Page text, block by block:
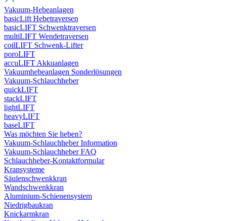
Vakuum-Hebeanlagen
basicLift Hebetraversen
basicLIFT Schwenktraversen
multiLIFT Wendetraversen
coilLIFT Schwenk-Lifter
poroLIFT
accuLIFT Akkuanlagen
Vakuumhebeanlagen Sonderlösungen
Vakuum-Schlauchheber
quickLIFT
stackLIFT
lightLIFT
heavyLIFT
baseLIFT
Was möchten Sie heben?
Vakuum-Schlauchheber Information
Vakuum-Schlauchheber FAQ
Schlauchheber-Kontaktformular
Kransysteme
Säulenschwenkkran
Wandschwenkkran
Aluminium-Schienensystem
Niedrigbaukran
Knickarmkran